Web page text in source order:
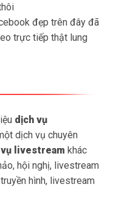
đẹp trên đây đã
trực tiếp thật lung
dịch vụ
dịch vụ chuyên
livestream khác
hội nghị, livestream
hình, livestream